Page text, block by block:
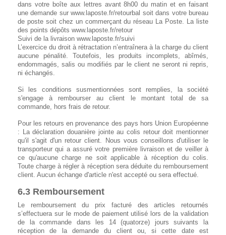
dans votre boîte aux lettres avant 8h00 du matin et en faisant
une demande surwww.laposte.fr/retourbal soit dans votre bureau
de poste soit chez un commerçant du réseau La Poste. La liste
des points dépôts www.laposte.fr/retour
Suivi de la livraison www.laposte.fr/suivi
L’exercice du droit à rétractation n’entraînera à la charge du client
aucune pénalité. Toutefois, les produits incomplets, abîmés,
endommagés, salis ou modifiés par le client ne seront ni repris,
ni échangés.
Si les conditions susmentionnées sont remplies, la société
s'engage à rembourser au client le montant total de sa
commande, hors frais de retour.
Pour les retours en provenance des pays hors Union Européenne
: La déclaration douanière jointe au colis retour doit mentionner
qu'il s'agit d'un retour client. Nous vous conseillons d'utiliser le
transporteur qui a assuré votre première livraison et de veiller à
ce qu'aucune charge ne soit applicable à réception du colis.
Toute charge à régler à réception sera déduite du remboursement
client. Aucun échange d'article n'est accepté ou sera effectué.
6.3 Remboursement
Le remboursement du prix facturé des articles retournés
s’effectuera sur le mode de paiement utilisé lors de la validation
de la commande dans les 14 (quatorze) jours suivants la
réception de la demande du client ou, si cette date est